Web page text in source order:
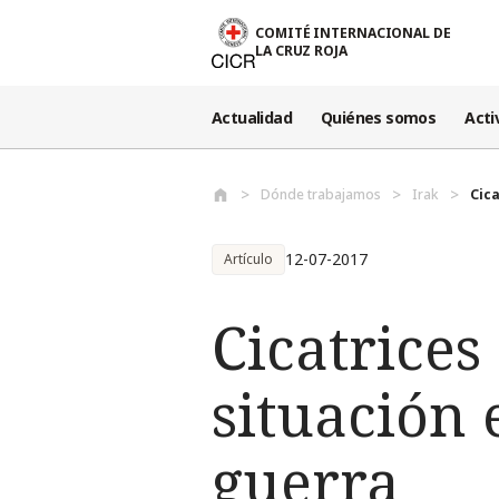
COMITÉ INTERNACIONAL DE
LA CRUZ ROJA
Actualidad Quiénes somos
Dónde trabajamos Irak
Artículo 12-07-2017
situación
guerra